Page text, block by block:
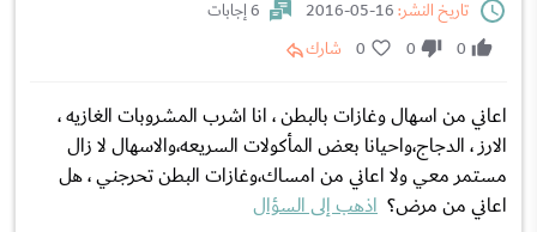
تاريخ النشر:
6 إجابات
0
0
0 شارك
اعاني من اسهال وغازات بالبطن ، انا اشرب المشروبات الغازيه ،
الارز ، الدجاج،واحيانا بعض المأكولات السريعه،والاسهال لا زال
مستمر معي ولا اعاني من امساك،وغازات البطن تحرجني ، هل
اعاني من مرض؟ اذهب إلى السؤال